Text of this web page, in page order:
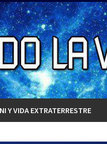
Y VIDA EXTRATERRESTRE